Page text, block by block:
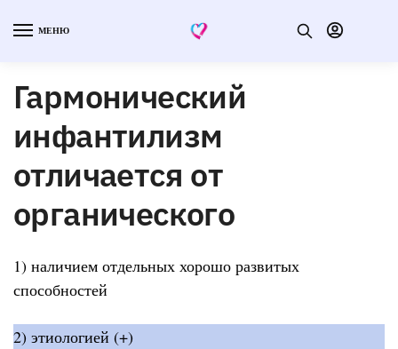
МЕНЮ
Гармонический
инфантилизм
отличается от
органического
1) наличием отдельных хорошо развитых
способностей
2) этиологией (+)